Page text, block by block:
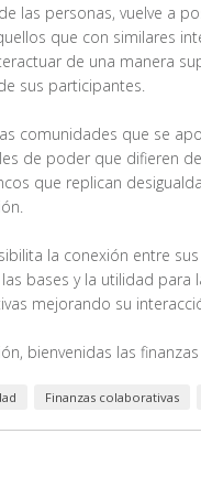
las personas, vuelve a
que con similares
de una manera
sus participantes.
comunidades que se
de poder que difieren
que replican
la conexión entre
bases y la utilidad para
mejorando su
bienvenidas las
Finanzas colaborativas